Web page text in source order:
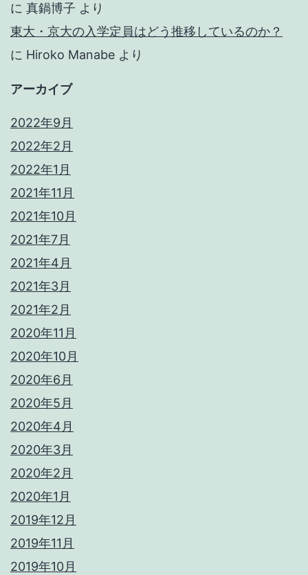
に 真鍋博子 より
東大・京大の入学定員はどう推移しているのか？
に Hiroko Manabe より
アーカイブ
2022年9月
2022年2月
2022年1月
2021年11月
2021年10月
2021年7月
2021年4月
2021年3月
2021年2月
2020年11月
2020年10月
2020年6月
2020年5月
2020年4月
2020年3月
2020年2月
2020年1月
2019年12月
2019年11月
2019年10月